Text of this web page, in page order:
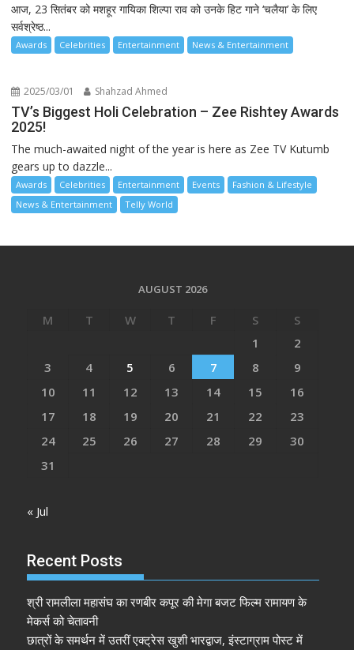
आज, 23 सितंबर को मशहूर गायिका शिल्पा राव को उनके हिट गाने ‘चलैया’ के लिए
सर्वश्रेष्ठ...
Awards Celebrities Entertainment News & Entertainment
2025/03/01 Shahzad Ahmed
TV’s Biggest Holi Celebration – Zee Rishtey Awards
2025!
The much-awaited night of the year is here as Zee TV Kutumb
gears up to dazzle...
Awards Celebrities Entertainment Events
Fashion & Lifestyle
News & Entertainment
Telly World
AUGUST 2026
M T W T F S
S
1
2
3
4 5 6 7 8
9
10
11 12 13 14 15
16
17
18 19 20 21 22
23
24
25 26 27 28 29
30
31
« Jul
Recent Posts
श्री रामलीला महासंघ का रणबीर कपूर की मेगा बजट फिल्म रामायण के
मेकर्स को चेतावनी
छात्रों के समर्थन में उतरीं एक्ट्रेस खुशी भारद्वाज, इंस्टाग्राम पोस्ट में